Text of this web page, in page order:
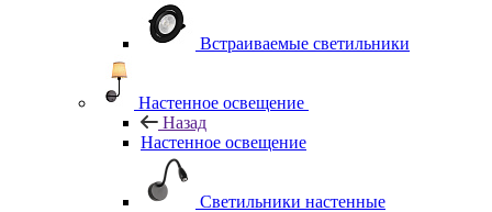
Встраиваемые светильники
Настенное освещение
Назад
Настенное освещение
Светильники настенные